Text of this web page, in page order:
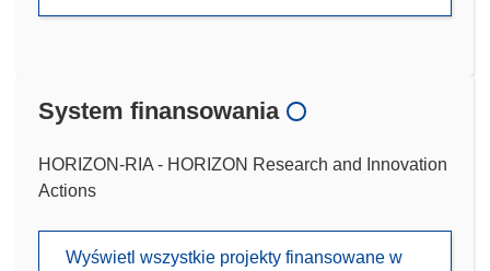
System finansowania
HORIZON-RIA - HORIZON Research and Innovation
Actions
Wyświetl wszystkie projekty finansowane w